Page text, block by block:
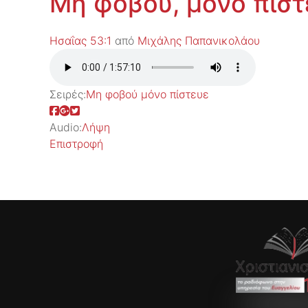
Ησαΐας 53:1 από Μιχάλης Παπανικολάου
Σειρές:Μη φοβού μόνο πίστευε
Audio:Λήψη
Επιστροφή